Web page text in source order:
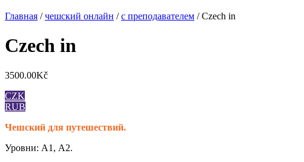
Главная /чешский онлайн /с преподавателем / Czech in
Czech in
3500.00Kč
CZK
RUB
Чешский для путешествий.
Уровни: А1, А2.